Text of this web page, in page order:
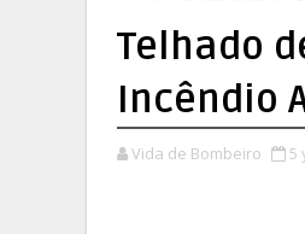
Telhado
Incêndio
Vida de Bombeiro 5